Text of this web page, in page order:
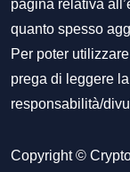
pagina relativa
quanto spesso
Per poter
prega di leggere
responsabilità/
Copyright ©